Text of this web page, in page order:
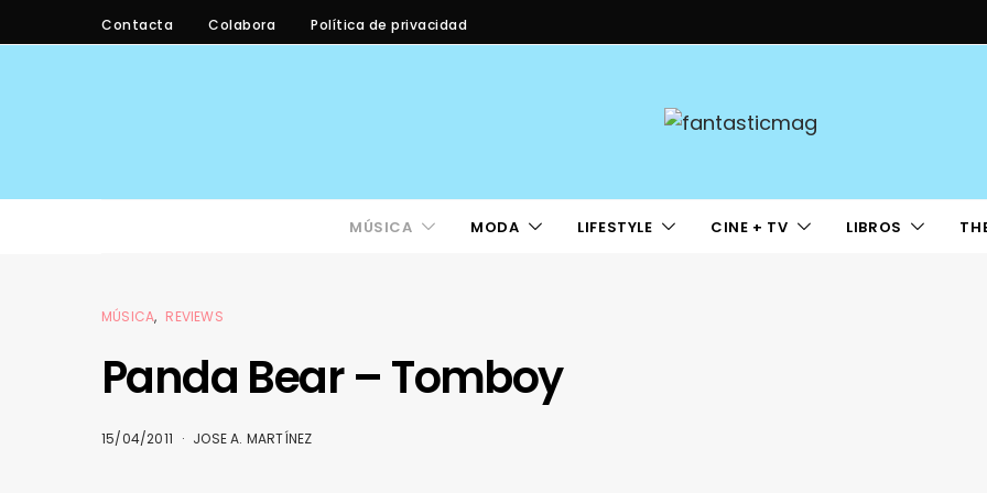
Contacta Colabora Política de privacidad
MÚSICA MODA LIFESTYLE CINE + TV LIBROS
MÚSICA REVIEWS
Panda Bear – Tomboy
15/04/2011 JOSE A. MARTÍNEZ